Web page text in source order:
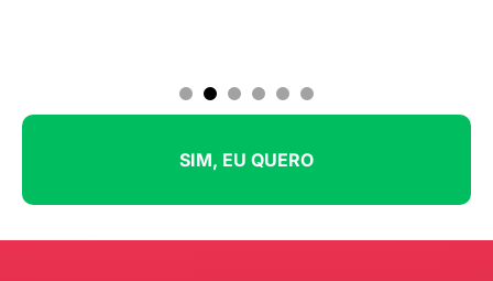
3 4 5 6
SIM, EU QUERO